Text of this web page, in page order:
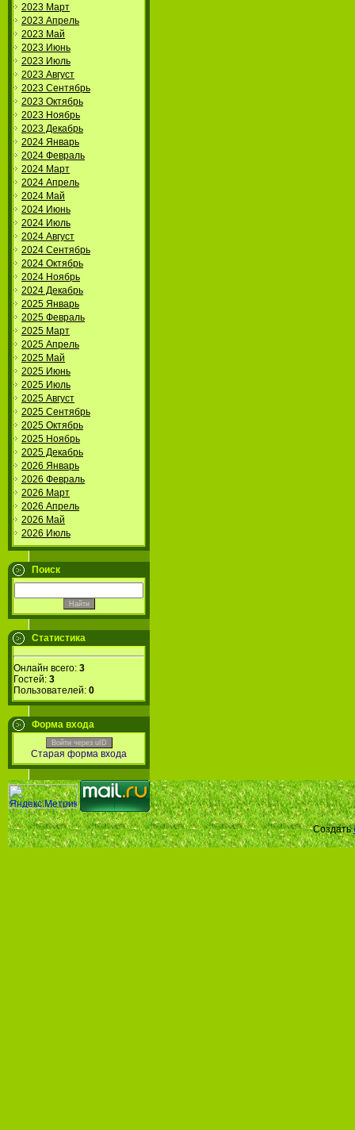
2023 Март
2023 Апрель
2023 Май
2023 Июнь
2023 Июль
2023 Август
2023 Сентябрь
2023 Октябрь
2023 Ноябрь
2023 Декабрь
2024 Январь
2024 Февраль
2024 Март
2024 Апрель
2024 Май
2024 Июнь
2024 Июль
2024 Август
2024 Сентябрь
2024 Октябрь
2024 Ноябрь
2024 Декабрь
2025 Январь
2025 Февраль
2025 Март
2025 Апрель
2025 Май
2025 Июнь
2025 Июль
2025 Август
2025 Сентябрь
2025 Октябрь
2025 Ноябрь
2025 Декабрь
2026 Январь
2026 Февраль
2026 Март
2026 Апрель
2026 Май
2026 Июль
Поиск
Статистика
Онлайн всего: 3
Гостей: 3
Пользователей: 0
Форма входа
Войти через uID
Старая форма входа
Создать